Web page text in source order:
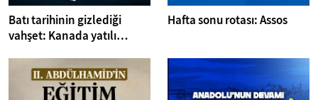
Batı tarihinin gizlediği
vahşet: Kanada yatılı
Hafta sonu rotası: Assos